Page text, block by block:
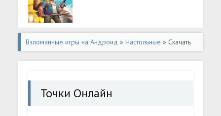
Взломанные игры на Андроид »Настольные » Скачать
Точки Онлайн (Много монет) на Андроид
Точки Онлайн